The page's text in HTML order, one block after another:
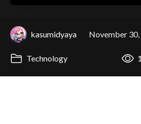
kasumidyaya November
Technology